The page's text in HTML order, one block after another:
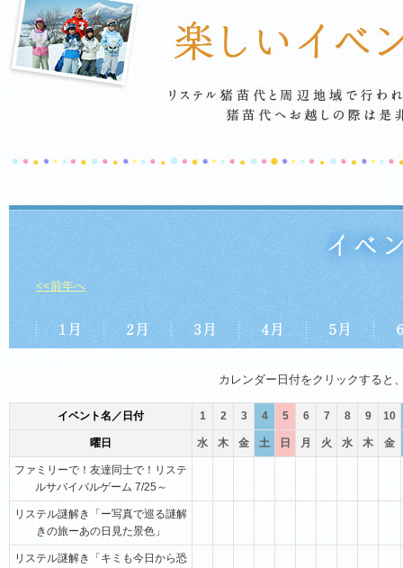
<<前年へ
カレンダー日付をクリックすると
イベント名／日付 1 2 3 4 5 6 7 8 9 10
曜日 水 木 金 土 日 月 火 水 木 金
ファミリーで！友達同士で！リステ
ルサバイバルゲーム 7/25～
リステル謎解き「ー写真で巡る謎解
きの旅ーあの日見た景色」
リステル謎解き「キミも今日から恐